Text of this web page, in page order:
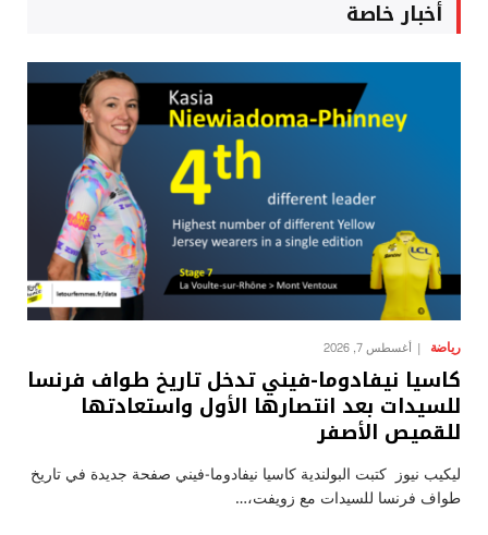
أخبار خاصة
رياضة أغسطس 7, 2026
كاسيا نيفادوما-فيني تدخل تاريخ طواف فرنسا
للسيدات بعد انتصارها الأول واستعادتها
للقميص الأصفر
ليكيب نيوز كتبت البولندية كاسيا نيفادوما-فيني صفحة جديدة في تاريخ
طواف فرنسا للسيدات مع زويفت،…